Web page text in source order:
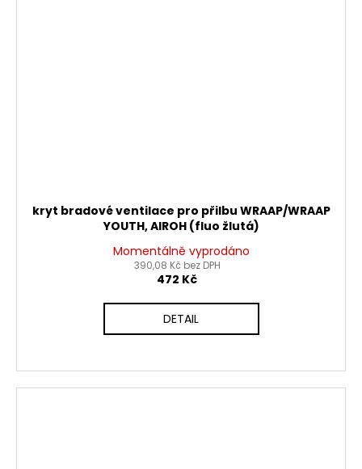
kryt bradové ventilace pro přilbu WRAAP/WRAAP
YOUTH, AIROH (fluo žlutá)
Momentálně vyprodáno
390,08 Kč bez DPH
472 Kč
DETAIL